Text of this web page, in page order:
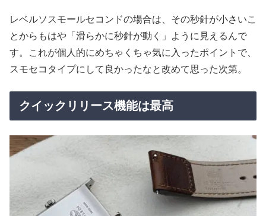
レベルソスモールセコンドの場合は、その秒針が小さいこ
とからもはや「滑らかに秒針が動く」ように見えるんで
す。これが個人的にめちゃくちゃ気に入ったポイントで、
スモセコタイプにして良かったなと改めて思った次第。
クイックリリース機能は最高